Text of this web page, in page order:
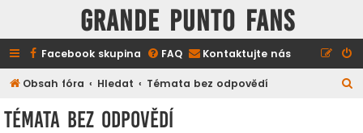
GRANDE PUNTO FANS
Facebook skupina FAQ Kontaktujte nás
Obsah fóra Hledat Témata bez odpovědí
Témata bez odpovědí